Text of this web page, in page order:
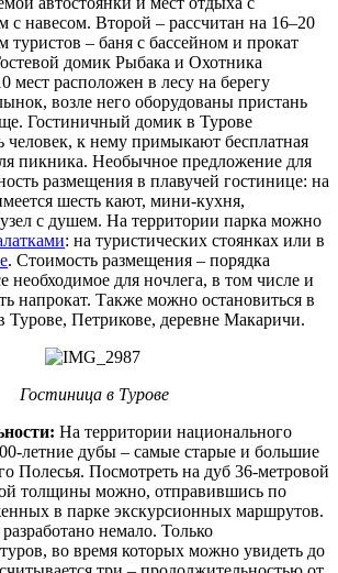
с навесом. Второй – рассчитан на 16–20
туристов – баня с бассейном и прокат
домик Рыбака и Охотника
мест расположен в лесу на берегу
возле него оборудованы пристань
Гостиничный домик в Турове
человек, к нему примыкают бесплатная
пикника. Необычное предложение для
размещения в плавучей гостинице: на
шесть кают, мини-кухня,
с душем. На территории парка можно
: на туристических стоянках или в
. Стоимость размещения – порядка
необходимое для ночлега, в том числе и
напрокат. Также можно остановиться в
Турове, Петрикове, деревне Макаричи.
Гостиница в Турове
На территории национального
летние дубы – самые старые и большие
Полесья. Посмотреть на дуб 36-метровой
толщины можно, отправившись по
в парке экскурсионных маршрутов.
немало. Только
во время которых можно увидеть до